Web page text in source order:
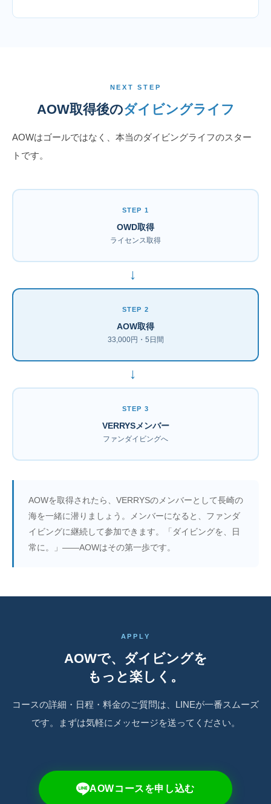
NEXT STEP
AOW取得後のダイビングライフ
AOWはゴールではなく、本当のダイビングライフのスター
トです。
STEP 1
OWD取得
ライセンス取得
→
STEP 2
AOW取得
33,000円・5日間
→
STEP 3
VERRYSメンバー
ファンダイビングへ
AOWを取得されたら、VERRYSのメンバーとして長崎の
海を一緒に潜りましょう。メンバーになると、ファンダ
イビングに継続して参加できます。「ダイビングを、日
常に。」——AOWはその第一歩です。
APPLY
AOWで、ダイビングを
もっと楽しく。
コースの詳細・日程・料金のご質問は、LINEが一番スムーズ
です。まずは気軽にメッセージを送ってください。
AOWコースを申し込む